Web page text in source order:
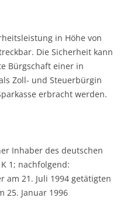
in Höhe von
Die Sicherheit kann
Bürgschaft einer in
Zoll- und Steuerbürgin
erbracht werden.
Inhaber des deutschen
1; nachfolgend:
am 21. Juli 1994 getätigten
25. Januar 1996